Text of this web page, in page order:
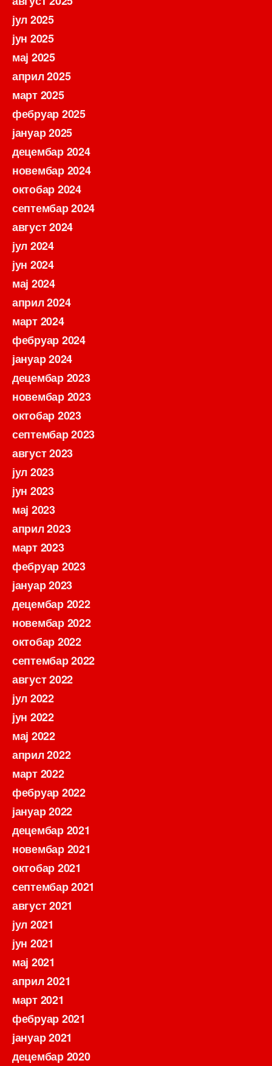
јул 2025
јун 2025
мај 2025
април 2025
март 2025
фебруар 2025
јануар 2025
децембар 2024
новембар 2024
октобар 2024
септембар 2024
август 2024
јул 2024
јун 2024
мај 2024
април 2024
март 2024
фебруар 2024
јануар 2024
децембар 2023
новембар 2023
октобар 2023
септембар 2023
август 2023
јул 2023
јун 2023
мај 2023
април 2023
март 2023
фебруар 2023
јануар 2023
децембар 2022
новембар 2022
октобар 2022
септембар 2022
август 2022
јул 2022
јун 2022
мај 2022
април 2022
март 2022
фебруар 2022
јануар 2022
децембар 2021
новембар 2021
октобар 2021
септембар 2021
август 2021
јул 2021
јун 2021
мај 2021
април 2021
март 2021
фебруар 2021
јануар 2021
децембар 2020